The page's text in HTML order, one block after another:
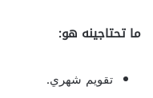
ما تحتاجينه هو:
تقويم شهري.